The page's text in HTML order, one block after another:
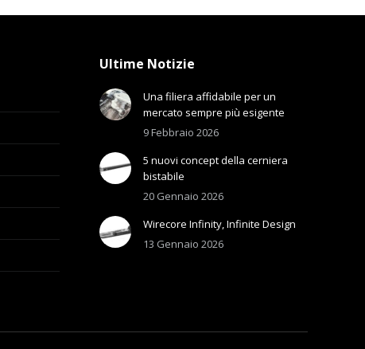
Ultime Notizie
Una filiera affidabile per un
mercato sempre più esigente
9 Febbraio 2026
5 nuovi concept della cerniera
bistabile
20 Gennaio 2026
Wirecore Infinity, Infinite Design
13 Gennaio 2026